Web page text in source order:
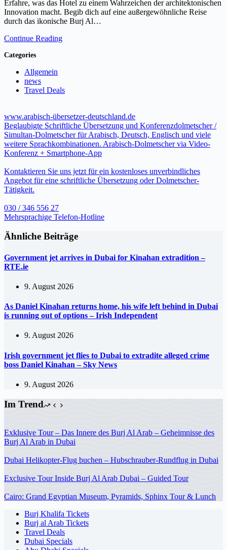
Erfahre, was das Hotel zu einem Wahrzeichen der architektonischen
Innovation macht. Begib dich auf eine außergewöhnliche Reise
durch das ikonische Burj Al…
Continue Reading
Categories
Allgemein
news
Travel Deals
www.arabisch-übersetzer-deutschland.de
Beglaubigte Schriftliche Übersetzung und Konferenzdolmetscher /
Simultan-Dolmetscher für Arabisch, Deutsch, Englisch und viele
weitere Sprachkombinationen. Arabisch-Dolmetscher via Video-
Konferenz + Smartphone-App
Kontaktieren Sie uns jetzt für ein kostenloses unverbindliches
Angebot für eine schriftliche Übersetzung oder Dolmetscher-
Tätigkeit.
030 / 346 556 27
Mehrsprachige Telefon-Hotline
Ähnliche Beiträge
Government jet arrives in Dubai for Kinahan extradition –
RTE.ie
9. August 2026
As Daniel Kinahan returns home, his wife left behind in Dubai
is running out of options – Irish Independent
9. August 2026
Irish government jet flies to Dubai to extradite alleged crime
boss Daniel Kinahan – Sky News
9. August 2026
Im Trend
Exklusive Tour – Das Innere des Burj Al Arab – Geheimnisse des
Burj Al Arab in Dubai
Dubai Helikopter-Flug buchen – Hubschrauber-Rundflug in Dubai
Exclusive Tour Inside Burj Al Arab Dubai – Guided Tour
Cairo: Grand Egyptian Museum, Pyramids, Sphinx Tour & Lunch
Burj Khalifa Tickets
Burj al Arab Tickets
Travel Deals
Dubai Specials